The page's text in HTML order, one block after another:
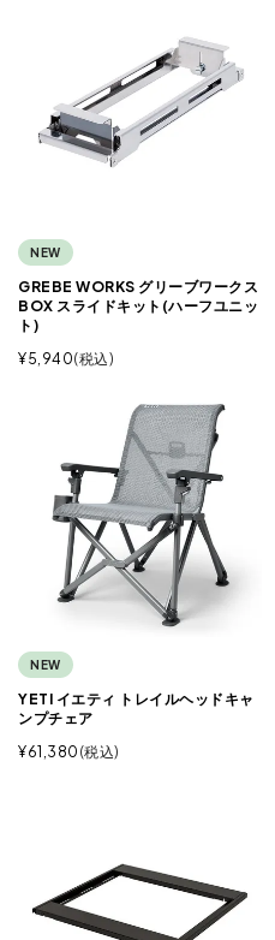
NEW
GREBE WORKS グリーブワークス
BOX スライドキット(ハーフユニッ
ト)
¥5,940 税込
NEW
YETI イエティ トレイルヘッドキャ
ンプチェア
¥61,380 税込